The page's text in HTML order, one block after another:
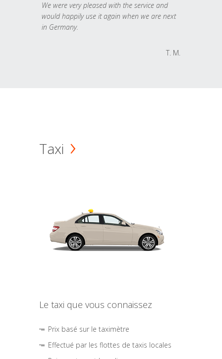
We were very pleased with the service and
would happily use it again when we are next
in Germany.
T. M.
Taxi
Le taxi que vous connaissez
Prix basé sur le taximètre
Effectué par les flottes de taxis locales